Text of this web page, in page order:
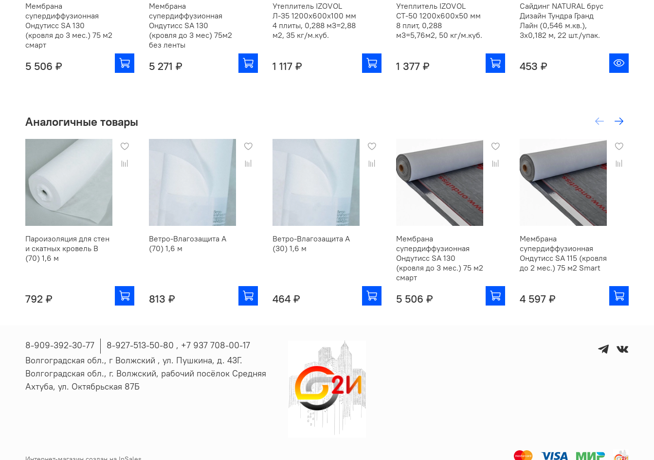
Мембрана
супердиффузионная
Ондутисс SA 130
(кровля до 3 мес.) 75 м2
смарт
5 506 ₽
Мембрана
супердиффузионная
Ондутисс SA 130
(кровля до 3 мес) 75м2
без ленты
5 271 ₽
Утеплитель IZOVOL
Л-35 1200х600х100 мм
4 плиты, 0,288 м3=2,88
м2, 35 кг/м.куб.
1 117 ₽
Утеплитель IZOVOL
СТ-50 1200х600х50 мм
8 плит, 0,288
м3=5,76м2, 50 кг/м.куб.
1 377 ₽
Сайдинг NATURAL брус
Дизайн Тундра Гранд
Лайн (0,546 м.кв.),
3х0,182 м, 22 шт./упак.
453 ₽
Аналогичные товары
Пароизоляция для стен
и скатных кровель В
(70) 1,6 м
792 ₽
Ветро-Влагозащита А
(70) 1,6 м
813 ₽
Ветро-Влагозащита А
(30) 1,6 м
464 ₽
Мембрана
супердиффузионная
Ондутисс SA 130
(кровля до 3 мес.) 75 м2
смарт
5 506 ₽
Мембрана
супердиффузионная
Ондутисс SA 115 (кровля
до 2 мес.) 75 м2 Smart
4 597 ₽
8-909-392-30-77
8-927-513-50-80 , ‪+7 937 708-00-17
Волгоградская обл., г Волжский , ул. Пушкина, д. 43Г.
Волгоградская обл., г. Волжский, рабочий посёлок Средняя
Ахтуба, ул. Октябрьская 87Б